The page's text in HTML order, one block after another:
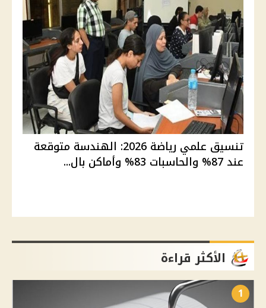
تنسيق علمي رياضة 2026: الهندسة متوقعة
عند 87% والحاسبات 83% وأماكن بال...
الأكثر قراءة
1